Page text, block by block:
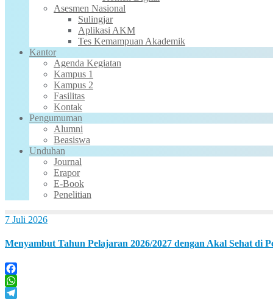
Asesmen Nasional
Sulingjar
Aplikasi AKM
Tes Kemampuan Akademik
Kantor
Agenda Kegiatan
Kampus 1
Kampus 2
Fasilitas
Kontak
Pengumuman
Alumni
Beasiswa
Unduhan
Journal
Erapor
E-Book
Penelitian
7 Juli 2026
Menyambut Tahun Pelajaran 2026/2027 dengan Akal Sehat di
Facebook
WhatsApp